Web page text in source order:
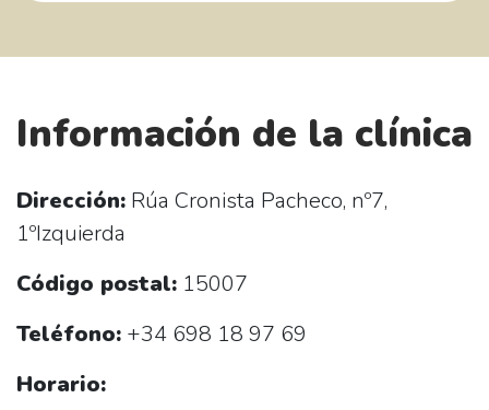
Información de la clínica
Dirección: Rúa Cronista Pacheco, nº7,
1ºIzquierda
Código postal: 15007
Teléfono: +34 698 18 97 69
Horario: